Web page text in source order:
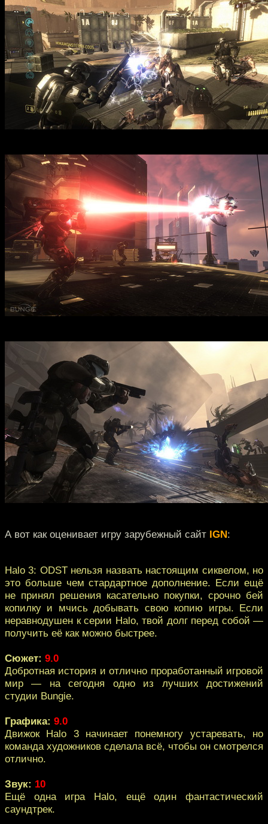
А вот как оценивает игру зарубежный сайт IGN:
Halo 3: ODST нельзя назвать настоящим сиквелом, но
это больше чем стардартное дополнение. Если ещё
не принял решения касательно покупки, срочно бей
копилку и мчись добывать свою копию игры. Если
неравнодушен к серии Halo, твой долг перед собой —
получить её как можно быстрее.
Сюжет: 9.0
Добротная история и отлично проработанный игровой
мир — на сегодня одно из лучших достижений
студии Bungie.
Графика: 9.0
Движок Halo 3 начинает понемногу устаревать, но
команда художников сделала всё, чтобы он смотрелся
отлично.
Звук: 10
Ещё одна игра Halo, ещё один фантастический
саундтрек.